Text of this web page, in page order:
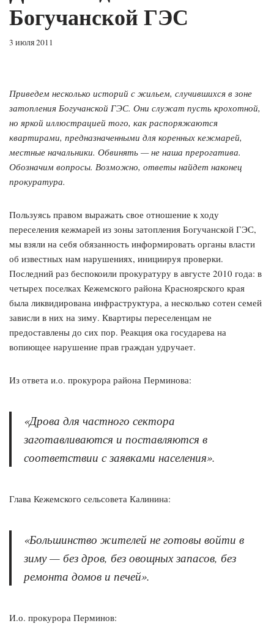
Богучанской ГЭС
3 июля 2011
Приведем несколько историй с жильем, случившихся в зоне
затопления Богучанской ГЭС. Они служат пусть крохотной,
но яркой иллюстрацией того, как распоряжаются
квартирами, предназначенными для коренных кежмарей,
местные начальники. Обвинять — не наша прерогатива.
Обозначим вопросы. Возможно, ответы найдет наконец
прокуратура.
Пользуясь правом выражать свое отношение к ходу
переселения кежмарей из зоны затопления Богучанской ГЭС,
мы взяли на себя обязанность информировать органы власти
об известных нам нарушениях, инициируя проверки.
Последний раз беспокоили прокуратуру в августе 2010 года: в
четырех поселках Кежемского района Красноярского края
была ликвидирована инфраструктура, а несколько сотен семей
зависли в них на зиму. Квартиры переселенцам не
предоставлены до сих пор. Реакция ока государева на
вопиющее нарушение прав граждан удручает.
Из ответа и.о. прокурора района Перминова:
«Дрова для частного сектора
заготавливаются и поставляются в
соответствии с заявками населения».
Глава Кежемского сельсовета Калинина:
«Большинство жителей не готовы войти в
зиму — без дров, без овощных запасов, без
ремонта домов и печей».
И.о. прокурора Перминов: